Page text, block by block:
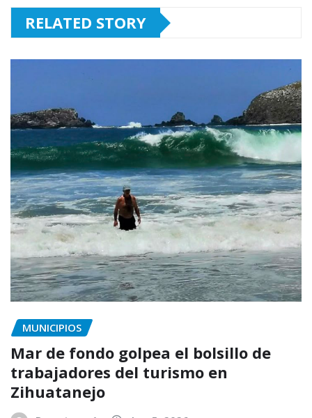
RELATED STORY
MUNICIPIOS
Mar de fondo golpea el bolsillo de
trabajadores del turismo en
Zihuatanejo